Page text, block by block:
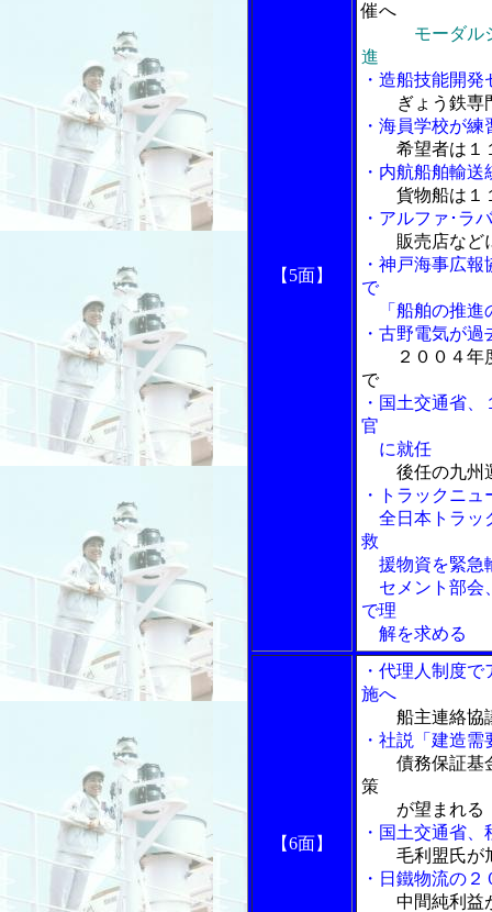
【5面】
催へ
モーダル
進
・造船技能開
ぎょう鉄専
・海員学校が
希望者は１
・内航船舶輸送
貨物船は１
・アルファ･ラ
販売店など
・神戸海事広
で
「船舶の推進
・古野電気が
２００４
で
・国土交通省
官
に就任
後任の九州
・トラックニュ
全日本トラッ
救
援物資を緊急
セメント部会
で理
解を求める
【6面】
・代理人制度
施へ
船主連絡協
・社説「建造
債務保証基
策
が望まれる
・国土交通省
毛利盟氏が
・日鐵物流の
中間純利益